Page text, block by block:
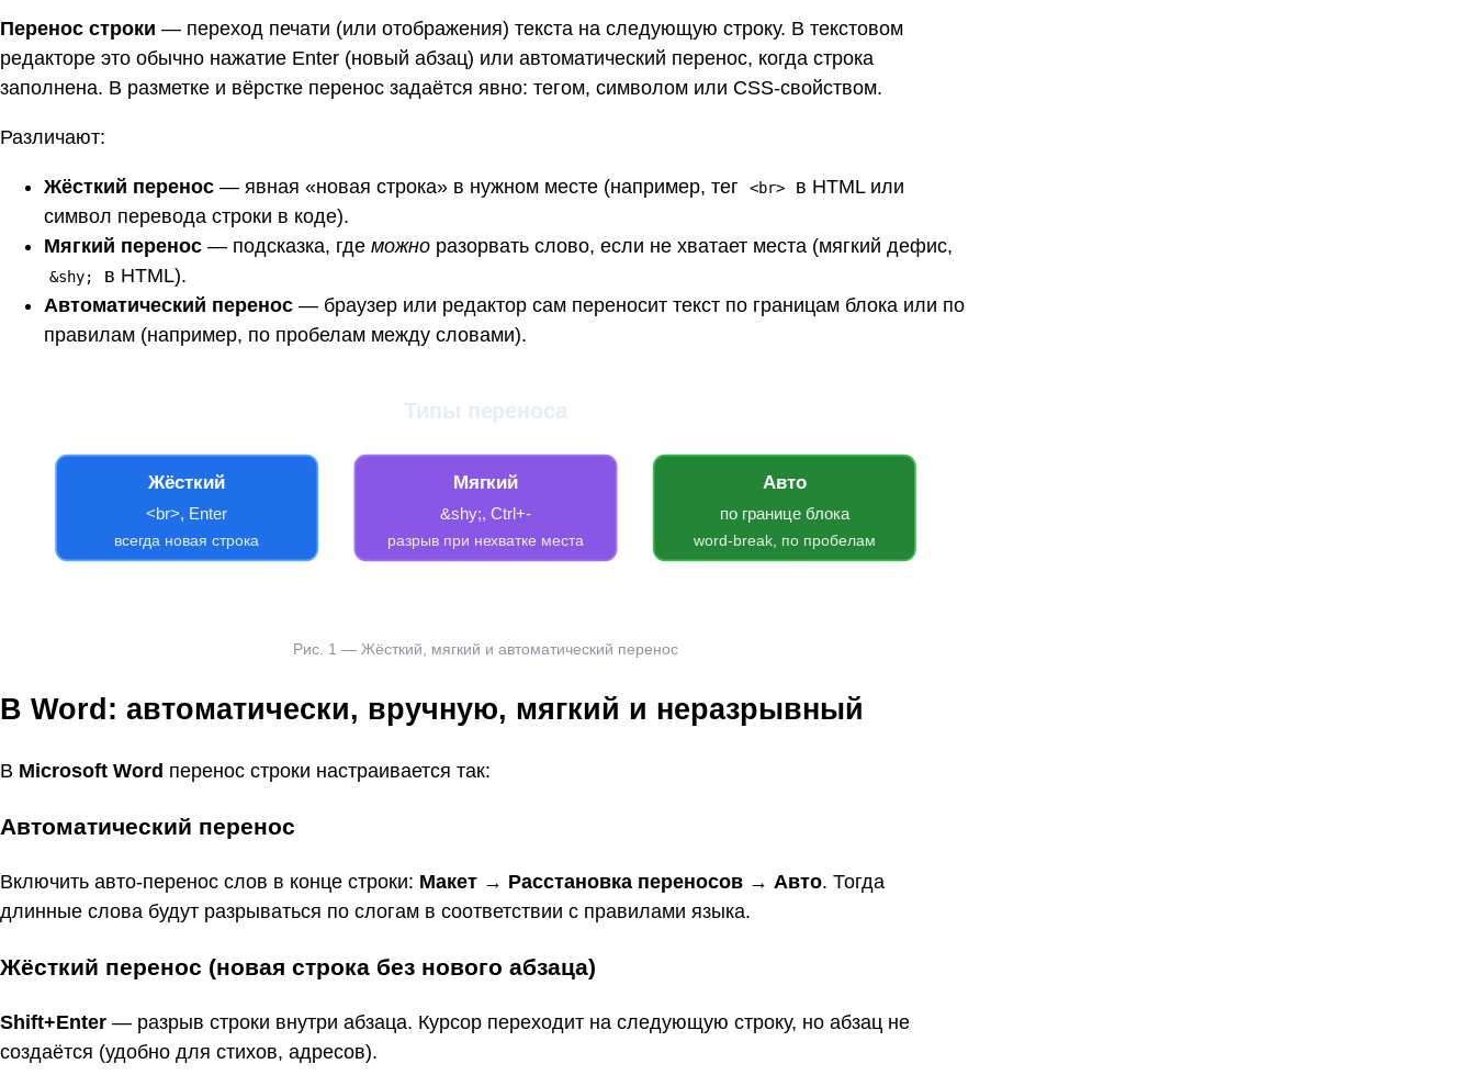
Перенос строки — переход печати (или отображения) текста на следующую строку. В текстовом
редакторе это обычно нажатие Enter (новый абзац) или автоматический перенос, когда строка
заполнена. В разметке и вёрстке перенос задаётся явно: тегом, символом или CSS-свойством.
Различают:
Жёсткий перенос — явная «новая строка» в нужном месте (например, тег <br>
в HTML или
символ перевода строки в коде).
Мягкий перенос — подсказка, где можно разорвать слово, если не хватает места (мягкий дефис,
&shy;
в HTML).
Автоматический перенос — браузер или редактор сам переносит текст по границам блока или по
правилам (например, по пробелам между словами).
Типы переноса
Жёсткий
<br>, Enter
всегда новая строка
Мягкий
&shy;, Ctrl+-
разрыв при нехватке места
Авто
по границе блока
word-break, по пробелам
Рис. 1 — Жёсткий, мягкий и автоматический перенос
В Word: автоматически, вручную, мягкий и неразрывный
В Microsoft Word перенос строки настраивается так:
Автоматический перенос
Включить авто-перенос слов в конце строки: Макет → Расстановка переносов → Авто. Тогда
длинные слова будут разрываться по слогам в соответствии с правилами языка.
Жёсткий перенос (новая строка без нового абзаца)
Shift+Enter — разрыв строки внутри абзаца. Курсор переходит на следующую строку, но абзац не
создаётся (удобно для стихов, адресов).